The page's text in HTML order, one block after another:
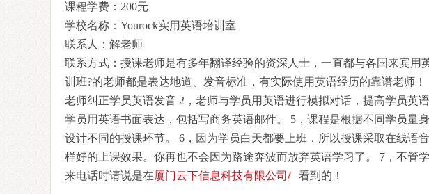
课程学费：200元
学校名称：Yourock实用英语培训室
联系人：解老师
联系方式：授课老师是有多年翻译经验的资深人士，一直都与各国来宾用
训班?的老师都是表达地道、发音标准，有实际使用英语经历的靠谱老师
老师纠正学员英语发音 2，老师与学员用英语进行模拟对话，提高学员英
学员用英语书面表达，包括写商务英语邮件。 5，课程是根据不同学员量
设计不同的授课环节。 6，因为学员白天都要上班，所以授课采取在线语
样好的上课效果。你再也不会因为路途奔波而放弃英语学习了。 7，不管
来电话时请说是在厦门云下信息科技有限公司 / 看到的！